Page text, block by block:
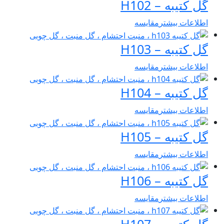
گل کتیبه – H102
اطلاعات بیشترمقایسه
گل کتیبه – H103
اطلاعات بیشترمقایسه
گل کتیبه – H104
اطلاعات بیشترمقایسه
گل کتیبه – H105
اطلاعات بیشترمقایسه
گل کتیبه – H106
اطلاعات بیشترمقایسه